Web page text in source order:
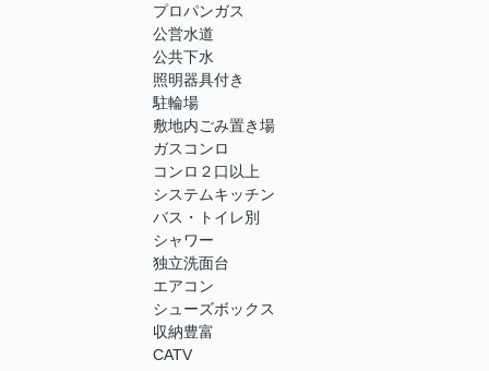
プロパンガス
公営水道
公共下水
照明器具付き
駐輪場
敷地内ごみ置き場
ガスコンロ
コンロ２口以上
システムキッチン
バス・トイレ別
シャワー
独立洗面台
エアコン
シューズボックス
収納豊富
CATV